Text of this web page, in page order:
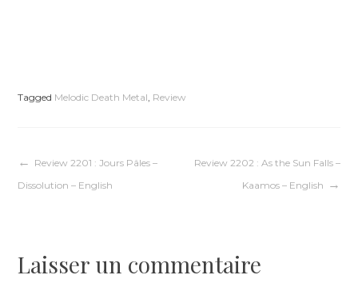
Tagged Melodic Death Metal, Review
Navigation
l’article
Review 2201 : Jours Pâles –
Dissolution – English
Review 2202 : As the Sun Falls –
Kaamos – English
Laisser un commentaire